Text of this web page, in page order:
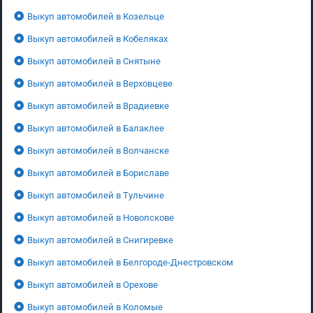
Выкуп автомобилей в Козельце
Выкуп автомобилей в Кобеляках
Выкуп автомобилей в Снятыне
Выкуп автомобилей в Верховцеве
Выкуп автомобилей в Врадиевке
Выкуп автомобилей в Балаклее
Выкуп автомобилей в Волчанске
Выкуп автомобилей в Бориславе
Выкуп автомобилей в Тульчине
Выкуп автомобилей в Новопскове
Выкуп автомобилей в Снигиревке
Выкуп автомобилей в Белгороде-Днестровском
Выкуп автомобилей в Орехове
Выкуп автомобилей в Коломые